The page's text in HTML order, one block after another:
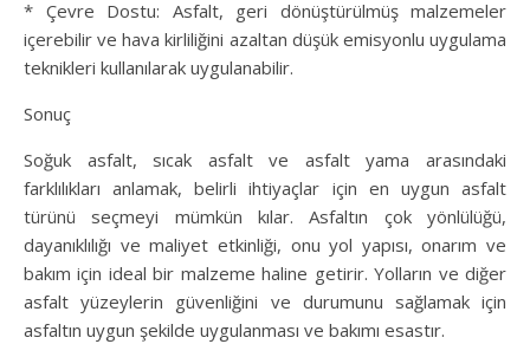
* Çevre Dostu: Asfalt, geri dönüştürülmüş malzemeler
içerebilir ve hava kirliliğini azaltan düşük emisyonlu uygulama
teknikleri kullanılarak uygulanabilir.
Sonuç
Soğuk asfalt, sıcak asfalt ve asfalt yama arasındaki
farklılıkları anlamak, belirli ihtiyaçlar için en uygun asfalt
türünü seçmeyi mümkün kılar. Asfaltın çok yönlülüğü,
dayanıklılığı ve maliyet etkinliği, onu yol yapısı, onarım ve
bakım için ideal bir malzeme haline getirir. Yolların ve diğer
asfalt yüzeylerin güvenliğini ve durumunu sağlamak için
asfaltın uygun şekilde uygulanması ve bakımı esastır.